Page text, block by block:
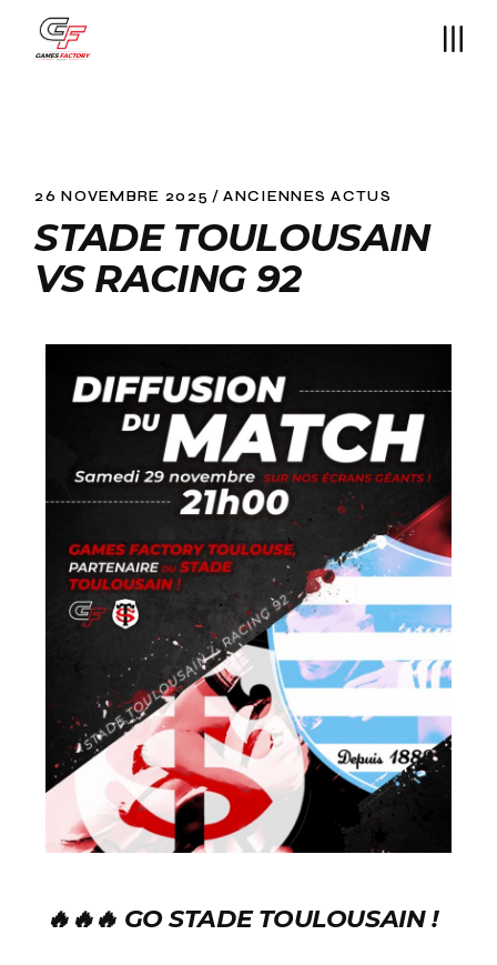
26 NOVEMBRE 2025 ANCIENNES ACTUS
STADE TOULOUSAIN
VS RACING 92
🔥🔥🔥 GO STADE TOULOUSAIN !